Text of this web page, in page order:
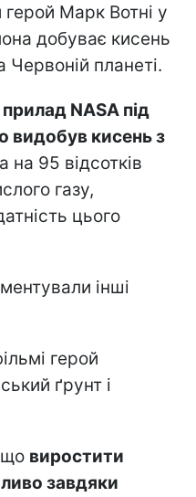
герой Марк Вотні у
добуває кисень
Червоній планеті.
NASA під
видобув кисень з
на 95 відсотків
газу,
цього
інші
герой
ґрунт і
що виростити
завдяки